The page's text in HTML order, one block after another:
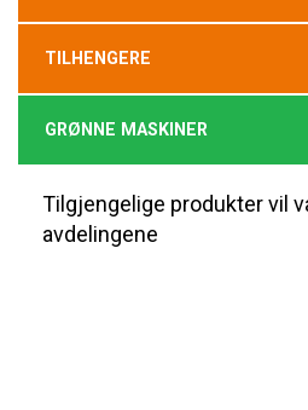
TILHENGERE
GRØNNE MASKINER
Tilgjengelige produkter vil
avdelingene